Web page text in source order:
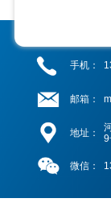
手机：
邮箱：
地址：
9
微信：